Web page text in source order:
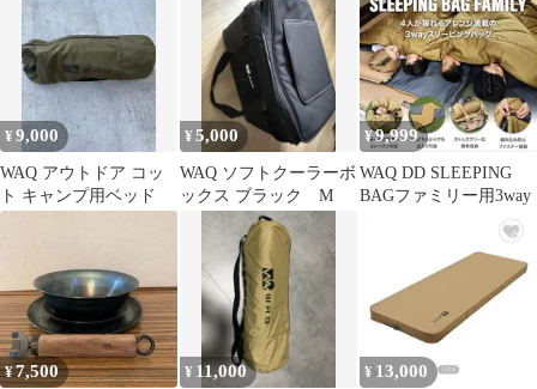
ャンプ
¥9,000
WAQ アウトドア コッ
ト キャンプ用ベッド
¥5,000
WAQ ソフトクーラーボ
ックス ブラック M
¥9,999
WAQ DD SLEEPING
BAGファミリー用3way
¥7,500 ¥ 11,000 ¥ 13,000